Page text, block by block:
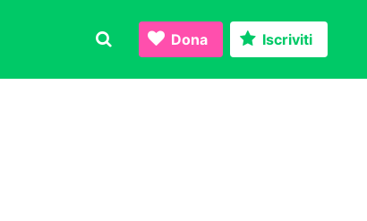
Dona Iscriviti